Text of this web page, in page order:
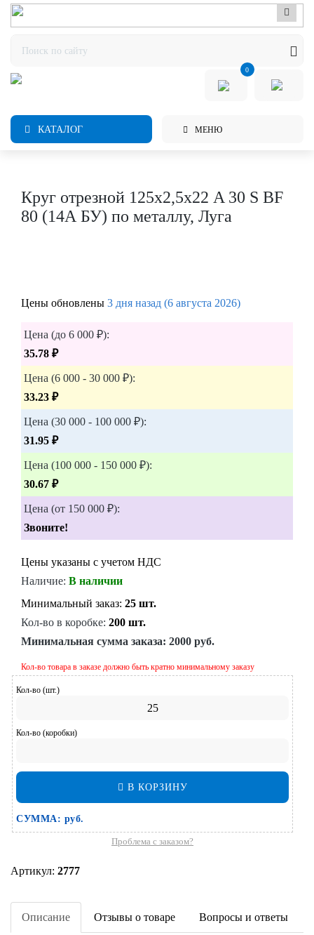
0
КАТАЛОГ МЕНЮ
Круг отрезной 125х2,5х22 A 30 S BF
80 (14А БУ) по металлу, Луга
Цены обновлены 3 дня назад (6 августа 2026)
Цена (до 6 000 ₽):
35.78 ₽
Цена (6 000 - 30 000 ₽):
33.23 ₽
Цена (30 000 - 100 000 ₽):
31.95 ₽
Цена (100 000 - 150 000 ₽):
30.67 ₽
Цена (от 150 000 ₽):
Звоните!
Цены указаны с учетом НДС
Наличие: В наличии
Минимальный заказ: 25 шт.
Кол-во в коробке: 200 шт.
Минимальная сумма заказа: 2000 руб.
Кол-во товара в заказе должно быть кратно минимальному заказу
Кол-во (шт.)
Кол-во (коробки)
В КОРЗИНУ
СУММА: руб.
Проблема с заказом?
Артикул: 2777
Описание Отзывы о товаре Вопросы и ответы